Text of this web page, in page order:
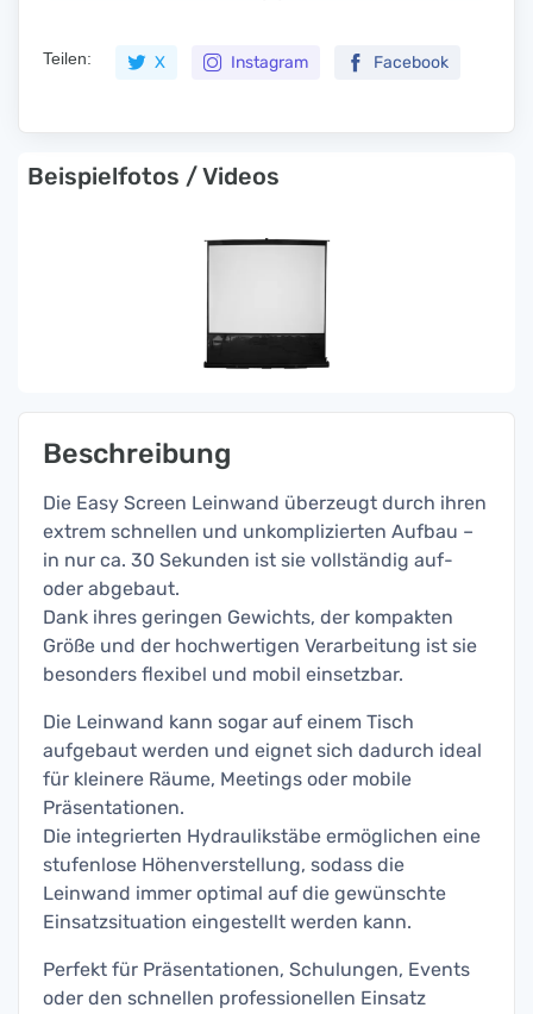
Teilen: X Instagram Facebook
Beispielfotos / Videos
Beschreibung
Die Easy Screen Leinwand überzeugt durch ihren
extrem schnellen und unkomplizierten Aufbau –
in nur ca. 30 Sekunden ist sie vollständig auf-
oder abgebaut.
Dank ihres geringen Gewichts, der kompakten
Größe und der hochwertigen Verarbeitung ist sie
besonders flexibel und mobil einsetzbar.
Die Leinwand kann sogar auf einem Tisch
aufgebaut werden und eignet sich dadurch ideal
für kleinere Räume, Meetings oder mobile
Präsentationen.
Die integrierten Hydraulikstäbe ermöglichen eine
stufenlose Höhenverstellung, sodass die
Leinwand immer optimal auf die gewünschte
Einsatzsituation eingestellt werden kann.
Perfekt für Präsentationen, Schulungen, Events
oder den schnellen professionellen Einsatz